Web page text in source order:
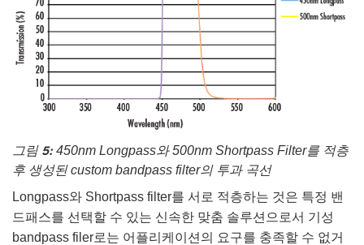
그림 5: 450nm Longpass와 500nm Shortpass Filter를 적층
후 생성된 custom bandpass filter의 투과 곡선
Longpass와 Shortpass filter를 서로 적층하는 것은 특정 밴
드패스를 선택할 수 있는 신속한 맞춤 솔루션으로서 기성
bandpass filer로는 어플리케이션의 요구를 충족할 수 없거